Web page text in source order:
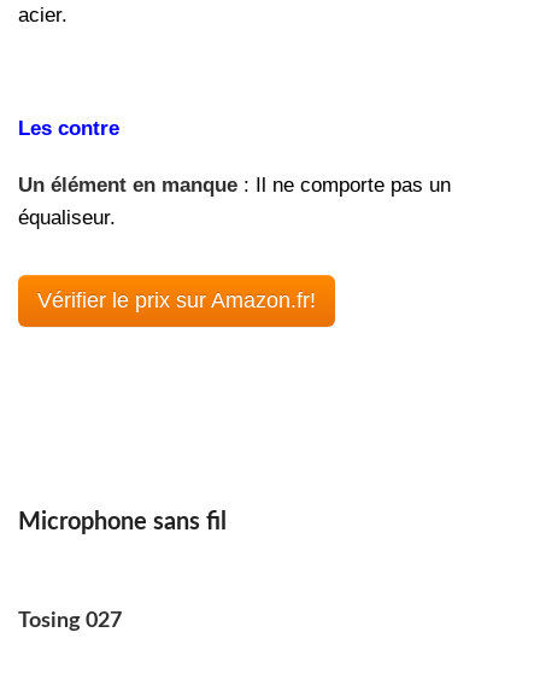
acier.
Les contre
Un élément en manque : Il ne comporte pas un
équaliseur.
Vérifier le prix sur Amazon.fr!
Microphone sans fil
Tosing 027